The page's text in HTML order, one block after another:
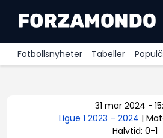
Fotbollsnyheter Tabeller
Premier League
31 mar 2024 -
Ligue 1 2023 – 2024 |
Halvtid: 0-1